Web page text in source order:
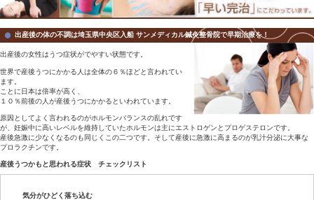
出産後の体の不調は埼玉県中央区入船 サンメディカル鍼灸整骨
出産後の女性はうつ症状がでやすい状態です。
世界で産後うつにかかる人は全体の６％ほどと言われてい